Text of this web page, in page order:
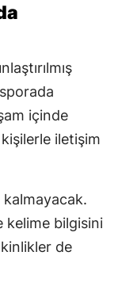
içinde
iletişim
kalmayacak.
kelime bilgisini
de